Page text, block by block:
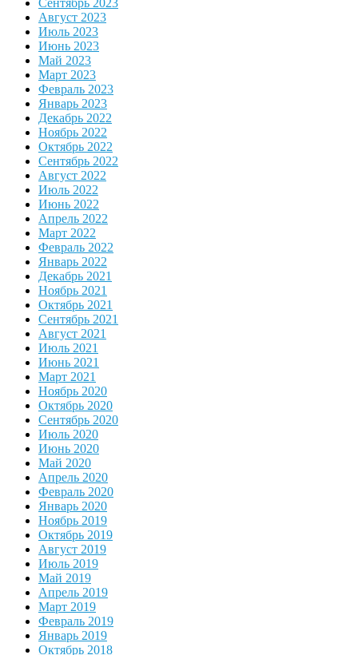
Сентябрь 2023
Август 2023
Июль 2023
Июнь 2023
Май 2023
Март 2023
Февраль 2023
Январь 2023
Декабрь 2022
Ноябрь 2022
Октябрь 2022
Сентябрь 2022
Август 2022
Июль 2022
Июнь 2022
Апрель 2022
Март 2022
Февраль 2022
Январь 2022
Декабрь 2021
Ноябрь 2021
Октябрь 2021
Сентябрь 2021
Август 2021
Июль 2021
Июнь 2021
Март 2021
Ноябрь 2020
Октябрь 2020
Сентябрь 2020
Июль 2020
Июнь 2020
Май 2020
Апрель 2020
Февраль 2020
Январь 2020
Ноябрь 2019
Октябрь 2019
Август 2019
Июль 2019
Май 2019
Апрель 2019
Март 2019
Февраль 2019
Январь 2019
Октябрь 2018